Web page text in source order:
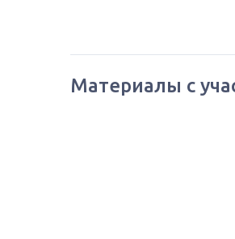
Материалы с